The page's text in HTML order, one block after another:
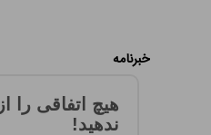
خبرنامه
هیچ اتفاقی را
ندهید!